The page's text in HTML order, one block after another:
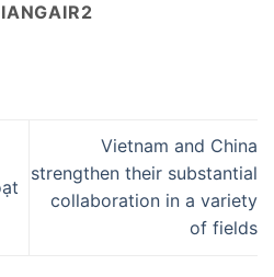
Vietnam and China
strengthen their substantial
collaboration in a variety
of fields